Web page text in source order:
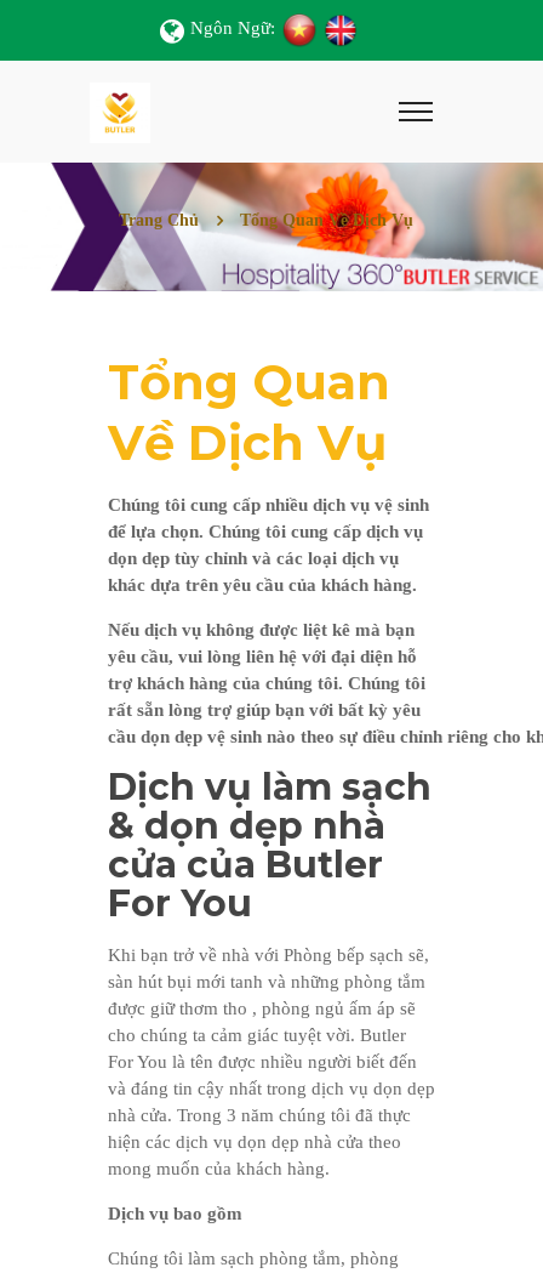
Ngôn Ngữ:
Trang Chủ Tổng Quan Về Dịch Vụ
Tổng Quan
Về Dịch Vụ
Chúng tôi cung cấp nhiều dịch vụ vệ sinh
để lựa chọn. Chúng tôi cung cấp dịch vụ
dọn dẹp tùy chỉnh và các loại dịch vụ
khác dựa trên yêu cầu của khách hàng.
Nếu dịch vụ không được liệt kê mà bạn
yêu cầu, vui lòng liên hệ với đại diện hỗ
trợ khách hàng của chúng tôi. Chúng tôi
rất sẵn lòng trợ giúp bạn với bất kỳ yêu
cầu dọn dẹp vệ sinh nào theo sự điều chỉnh riêng cho
Dịch vụ làm sạch
& dọn dẹp nhà
cửa của Butler
For You
Khi bạn trở về nhà với Phòng bếp sạch sẽ,
sàn hút bụi mới tanh và những phòng tắm
được giữ thơm tho , phòng ngủ ấm áp sẽ
cho chúng ta cảm giác tuyệt vời. Butler
For You là tên được nhiều người biết đến
và đáng tin cậy nhất trong dịch vụ dọn dẹp
nhà cửa. Trong 3 năm chúng tôi đã thực
hiện các dịch vụ dọn dẹp nhà cửa theo
mong muốn của khách hàng.
Dịch vụ bao gồm
Chúng tôi làm sạch phòng tắm, phòng